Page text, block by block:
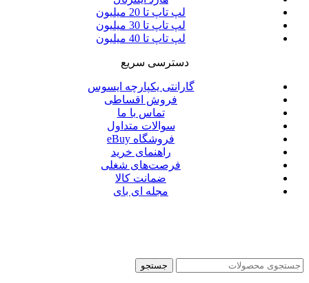
لپ تاپ تا 20 میلیون
لپ تاپ تا 30 میلیون
لپ تاپ تا 40 میلیون
دسترسی سریع
گارانتی یکپارچه ایسوس
فروش اقساطی
تماس با ما
سوالات متداول
فروشگاه eBuy
راهنمای خرید
فرصت‌های شغلی
ضمانت کالا
مجله ای بای
جستجو